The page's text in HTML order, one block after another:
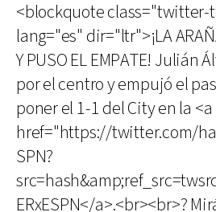
<blockquote class="twitter-
lang="es" dir="ltr">¡LA
Y PUSO EL EMPATE! Julián
por el centro y empujó el
poner el 1-1 del City en la <a
href="https://twitter.com/
SPN?
ERxESPN</a>.<br><br>?